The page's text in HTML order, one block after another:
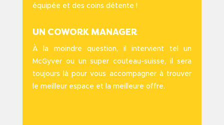
équipée et des coins détente !
UN COWORK MANAGER
À la moindre question, il intervient tel un
McGyver ou un super couteau-suisse, il sera
toujours là pour vous accompagner à trouver
le meilleur espace et la meilleure offre.